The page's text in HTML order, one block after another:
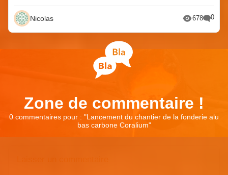
Nicolas 678 0
Zone de commentaire !
0 commentaires pour : "Lancement du chantier de la fonderie alu
bas carbone Coralium"